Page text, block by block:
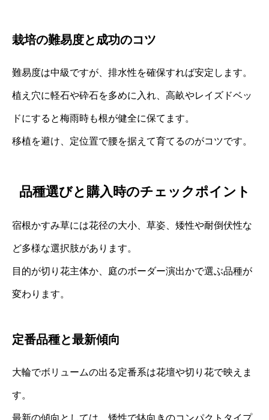
栽培の難易度と成功のコツ
難易度は中級ですが、排水性を確保すれば安定します。
植え穴に軽石や砕石を多めに入れ、高畝やレイズドベッ
ドにすると梅雨時も根が健全に保てます。
移植を避け、定位置で腰を据えて育てるのがコツです。
品種選びと購入時のチェックポイント
宿根かすみ草には花径の大小、草姿、矮性や耐倒伏性な
ど多様な選択肢があります。
目的が切り花主体か、庭のボーダー演出かで選ぶ品種が
変わります。
定番品種と最新傾向
大輪でボリュームの出る定番系は花壇や切り花で映えま
す。